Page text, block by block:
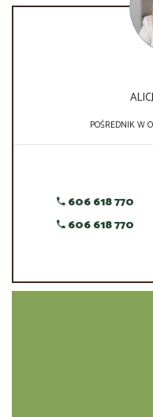
POŚREDNIK W
606 618 770
606 618 770